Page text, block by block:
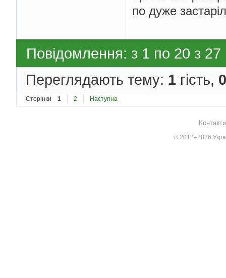
по дуже
Повідомлення: з 1 по 20 з 27
Переглядають тему: 1 гість, 0
Сторінки 1 2 Наступна
© 2012–2026